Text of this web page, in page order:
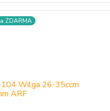
ZDARMA